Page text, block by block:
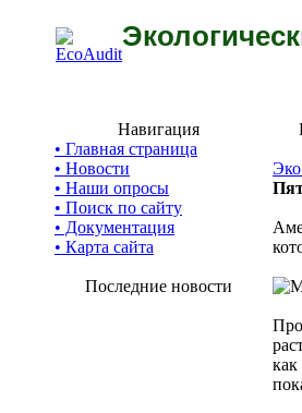
Навигация
• Главная страница
• Новости
• Наши опросы
• Поиск по сайту
• Документация
• Карта сайта
Последние новости